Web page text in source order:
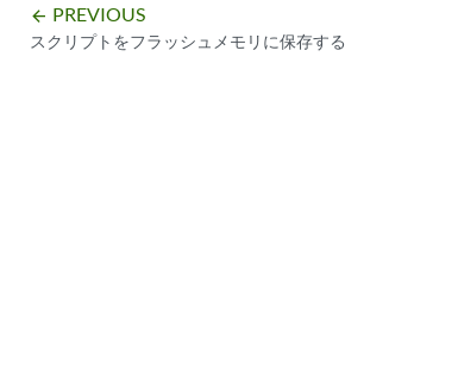
arrow_backward PREVIOUS
スクリプトをフラッシュメモリに保存する